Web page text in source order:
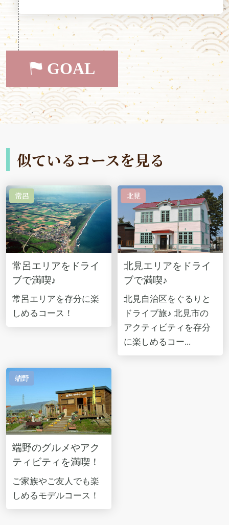
GOAL
似ているコースを見る
常呂
常呂エリアをドライ
ブで満喫♪
常呂エリアを存分に楽
しめるコース！
北見
北見エリアをドライ
ブで満喫♪
北見自治区をぐるりと
ドライブ旅♪ 北見市の
アクティビティを存分
に楽しめるコー...
端野
端野のグルメやアク
ティビティを満喫！
ご家族やご友人でも楽
しめるモデルコース！